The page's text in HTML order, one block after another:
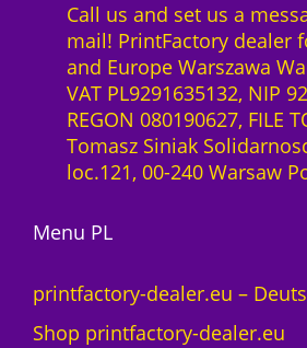
Call us and set us a
mail! PrintFactory dealer
and Europe Warszawa
VAT PL9291635132, NIP
REGON 080190627, FILE
Tomasz Siniak
loc.121, 00-240 Warsaw
Menu PL
printfactory-dealer.eu –
Shop printfactory-dealer.eu